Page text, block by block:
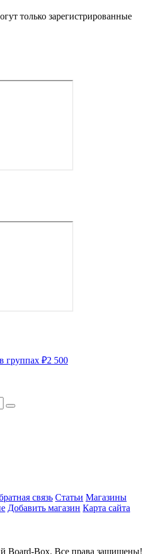
только зарегистрированные
группах ₽2 500
связь Статьи Магазины
Добавить магазин Карта сайта
Board-Box. Все права защищены!